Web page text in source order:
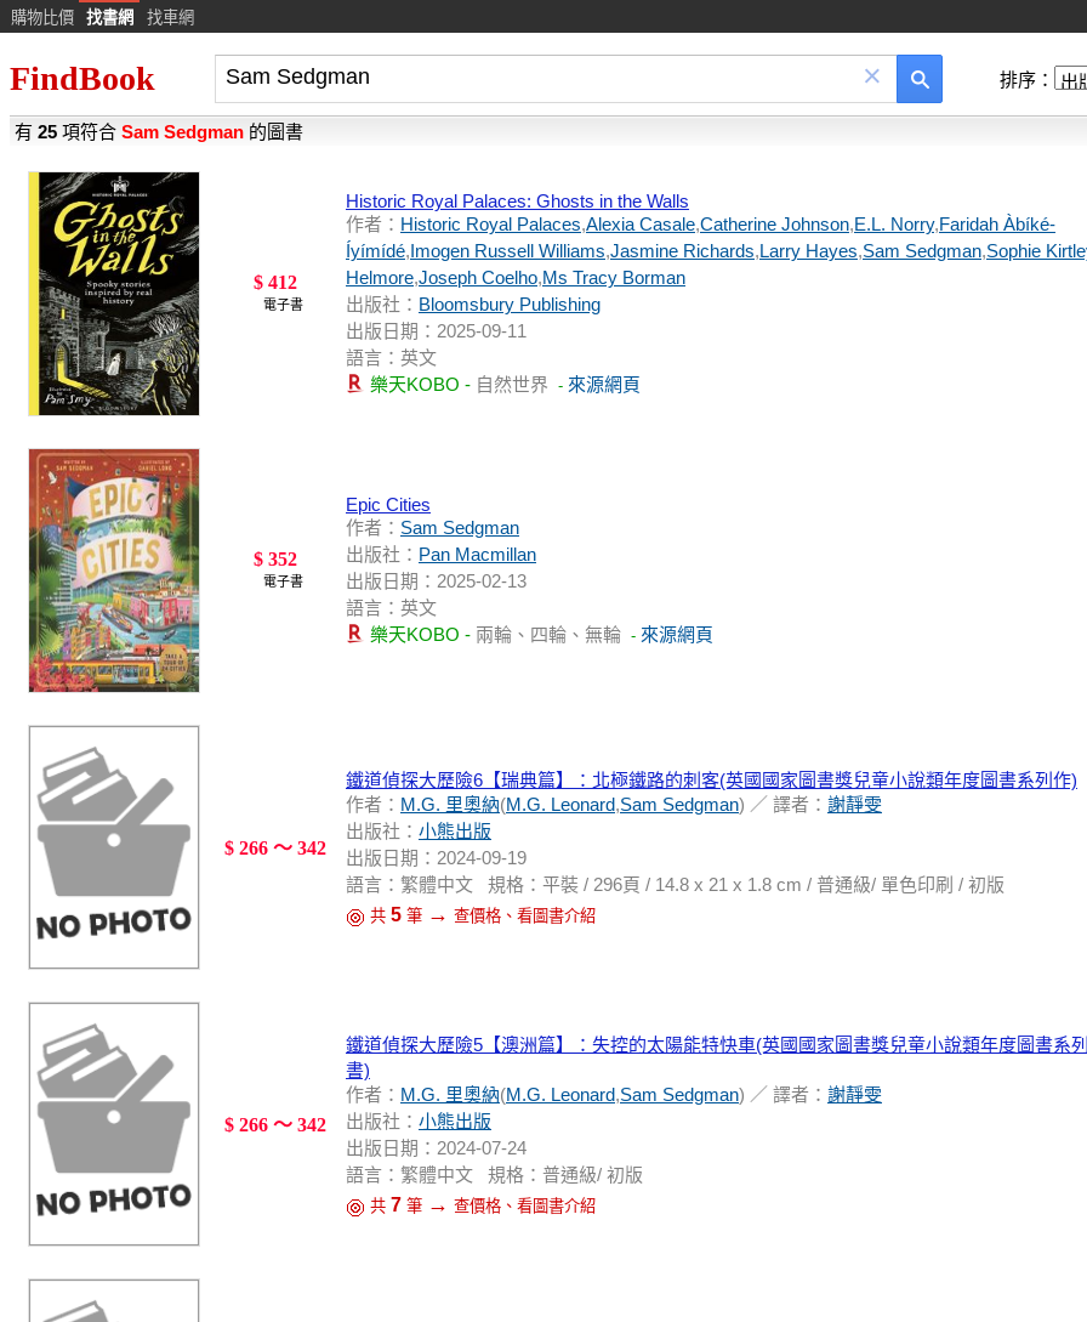
購物比價 找書網 找車網
FindBook × 排序：
有 25 項符合 Sam Sedgman 的圖書
$ 412
電子書
Historic Royal Palaces: Ghosts in the Walls
作者： Historic Royal Palaces,Alexia Casale,Catherine Johnson,E.L. Norry,Faridah Àbíké-
Íyímídé,Imogen Russell Williams,Jasmine Richards,Larry Hayes,Sam Sedgman,Sophie
Helmore,Joseph Coelho,Ms Tracy Borman
出版社： Bloomsbury Publishing
出版日期：2025-09-11
語言：英文
樂天KOBO - 自然世界 - 來源網頁
$ 352
電子書
Epic Cities
作者： Sam Sedgman
出版社： Pan Macmillan
出版日期：2025-02-13
語言：英文
樂天KOBO - 兩輪、四輪、無輪 - 來源網頁
$ 266 ～ 342
鐵道偵探大歷險6【瑞典篇】：北極鐵路的刺客(英國國家圖書獎兒童小說類年度圖書系列作)
作者： M.G. 里奧納(M.G. Leonard,Sam Sedgman) ／ 譯者： 謝靜雯
出版社： 小熊出版
出版日期：2024-09-19
語言：繁體中文 規格：平裝 / 296頁 / 14.8 x 21 x 1.8 cm / 普通級/ 單色印刷 / 初版
共 5 筆 → 查價格、看圖書介紹
$ 266 ～ 342
鐵道偵探大歷險5【澳洲篇】：失控的太陽能特快車(英國國家圖書獎兒童小說類年度圖書系
書)
作者： M.G. 里奧納(M.G. Leonard,Sam Sedgman) ／ 譯者： 謝靜雯
出版社： 小熊出版
出版日期：2024-07-24
語言：繁體中文 規格：普通級/ 初版
共 7 筆 → 查價格、看圖書介紹